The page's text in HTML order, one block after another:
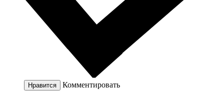
Нравится Комментировать